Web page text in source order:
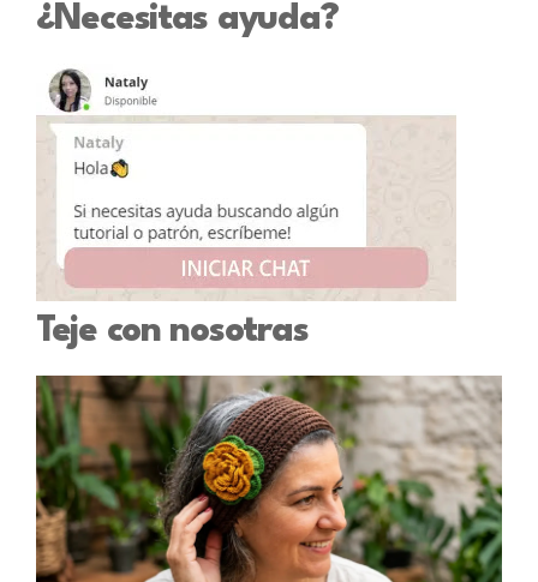
¿Necesitas ayuda?
Teje con nosotras